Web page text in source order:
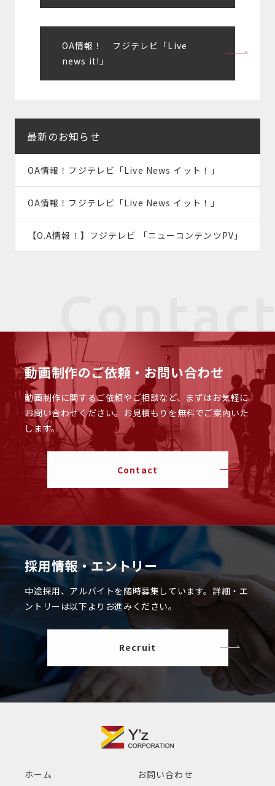
ナ
ビ
ー
ョ
ン
OA情報！ フジテレビ「Live
news it!」
最新のお知らせ
OA情報！フジテレビ「Live News イット！」
OA情報！フジテレビ「Live News イット！」
【O.A情報！】フジテレビ 「ニューコンテンツPV」
動画制作のご依頼・お問い合わせ
動画制作に関するご依頼やご相談など、まずはお気軽に
お問い合わせください。 お見積もりを無料でご案内いた
します。
Contact
採用情報・エントリー
中途採用、アルバイトを随時募集しています。 詳細・エ
ントリーは以下よりお進みください。
Recruit
ホーム お問い合わせ